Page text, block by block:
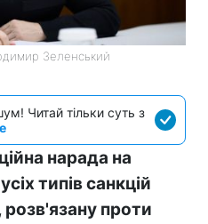
Зеленський
Читай тільки суть з
нарада на
типів санкцій
розв'язану проти